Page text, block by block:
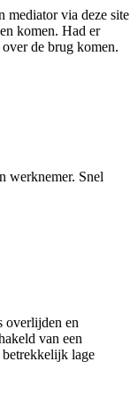
mediator via deze site
komen. Had er
de brug komen.
werknemer. Snel
overlijden en
van een
lage